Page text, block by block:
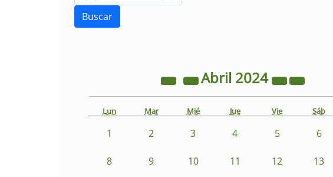
Abril 2024
Lun Mar Mié Jue Vie Sáb
1 2 3 4 5 6
8 9 10 11 12 13